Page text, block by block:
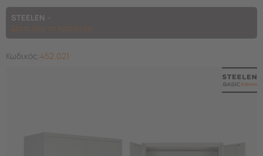
STEELEN
Δείτε όλα τα προϊόντα
Κωδικός:452.021